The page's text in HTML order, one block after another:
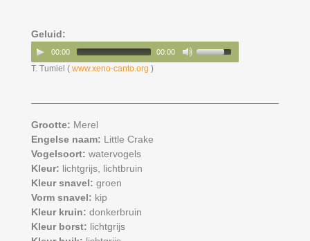
Geluid:
00:00 00:00
T. Tumiel ( www.xeno-canto.org )
Grootte: Merel
Engelse naam: Little Crake
Vogelsoort: watervogels
Kleur: lichtgrijs, lichtbruin
Kleur snavel: groen
Vorm snavel: kip
Kleur kruin: donkerbruin
Kleur borst: lichtgrijs